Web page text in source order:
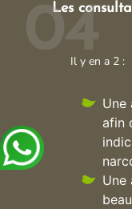
04
Les
Il y en a 2 :
Une
afin